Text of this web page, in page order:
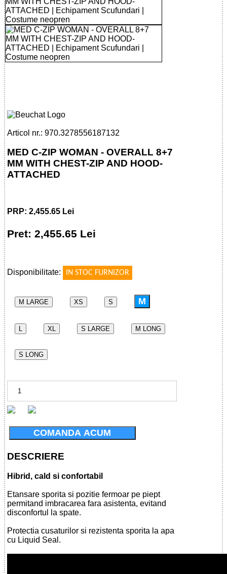
Articol nr.: 970.3278556187132
MED C-ZIP WOMAN - OVERALL 8+7
MM WITH CHEST-ZIP AND HOOD-
ATTACHED
PRP: 2,455.65 Lei
Pret: 2,455.65 Lei
Disponibilitate:
IN STOC FURNIZOR
M LARGE XS S M
L XL S LARGE M LONG
S LONG
COMANDA ACUM
DESCRIERE
Hibrid, cald si confortabil
Etansare sporita si pozitie fermoar pe piept
permitand imbracarea fara asistenta, evitand
disconfortul la spate.
Protectia cusaturilor si rezistenta sporita la apa
cu Liquid Seal.